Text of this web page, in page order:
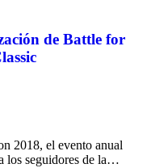
de Battle for
2018, el evento anual
los seguidores de la…